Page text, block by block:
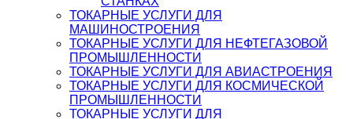
ТОКАРНЫЕ УСЛУГИ ДЛЯ
МАШИНОСТРОЕНИЯ
ТОКАРНЫЕ УСЛУГИ ДЛЯ НЕФТЕГАЗОВОЙ
ПРОМЫШЛЕННОСТИ
ТОКАРНЫЕ УСЛУГИ ДЛЯ АВИАСТРОЕНИЯ
ТОКАРНЫЕ УСЛУГИ ДЛЯ КОСМИЧЕСКОЙ
ПРОМЫШЛЕННОСТИ
ТОКАРНЫЕ УСЛУГИ ДЛЯ